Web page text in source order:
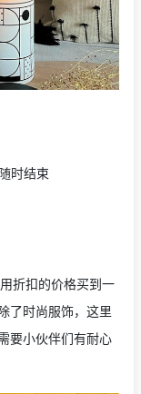
时结束
折扣的价格买到一
了时尚服饰，这里
要小伙伴们有耐心